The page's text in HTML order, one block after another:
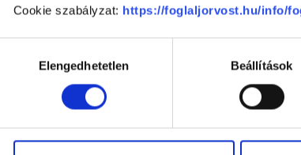
Cookie szabályzat: https://foglaljorvost.hu/info/
kiválasztásaElengedhetetlen Beállítások
KIEMELT